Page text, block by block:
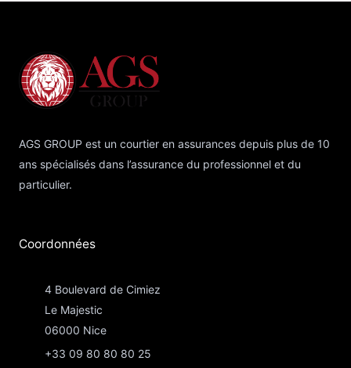
AGS GROUP est un courtier en assurances depuis plus de 10
ans spécialisés dans l’assurance du professionnel et du
particulier.
Coordonnées​
4 Boulevard de Cimiez
Le Majestic
06000 Nice
+33 09 80 80 80 25